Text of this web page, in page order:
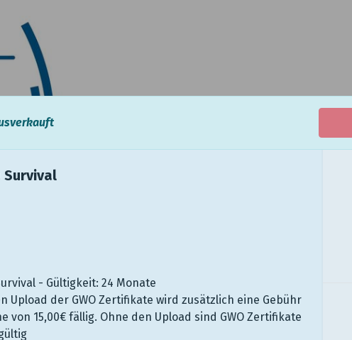
Survival
- Gültigkeit: 24 Monate
Upload der GWO Zertifikate wird zusätzlich eine Gebühr
von 15,00€ fällig. Ohne den Upload sind GWO Zertifikate